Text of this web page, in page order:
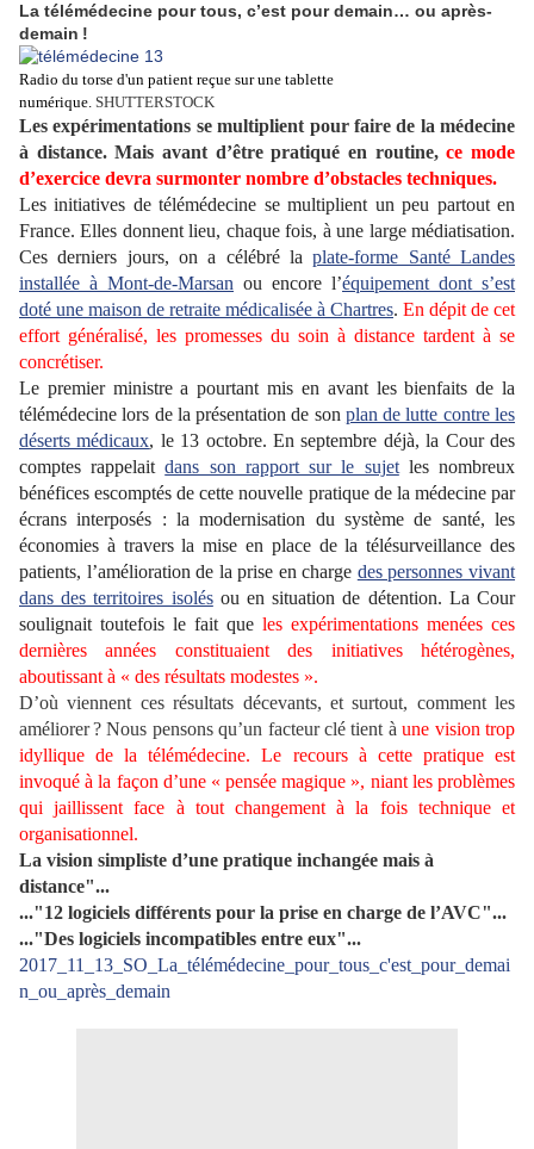
La télémédecine pour tous, c’est pour demain… ou après-
demain !
Radio du torse d'un patient reçue sur une tablette
numérique. SHUTTERSTOCK
Les expérimentations se multiplient pour faire de la médecine
à distance. Mais avant d’être pratiqué en routine,ce mode
d’exercice devra surmonter nombre d’obstacles techniques.
Les initiatives de télémédecine se multiplient un peu partout en
France. Elles donnent lieu, chaque fois, à une large médiatisation.
Ces derniers jours, on a célébré laplate-forme Santé Landes
installée à Mont-de-Marsan ou encore l’équipement dont s’est
doté une maison de retraite médicalisée à Chartres. En dépit de cet
effort généralisé, les promesses du soin à distance tardent à se
concrétiser.
Le premier ministre a pourtant mis en avant les bienfaits de la
télémédecine lors de la présentation de son plan de lutte contre les
déserts médicaux, le 13 octobre. En septembre déjà, la Cour des
comptes rappelaitdans son rapport sur le sujetles nombreux
bénéfices escomptés de cette nouvelle pratique de la médecine par
écrans interposés : la modernisation du système de santé, les
économies à travers la mise en place de la télésurveillance des
patients, l’amélioration de la prise en charge des personnes vivant
dans des territoires isolésou en situation de détention. La Cour
soulignait toutefois le fait que les expérimentations menées ces
dernières années constituaient des initiatives hétérogènes,
aboutissant à « des résultats modestes ».
D’où viennent ces résultats décevants, et surtout, comment les
améliorer ? Nous pensons qu’un facteur clé tient àune vision trop
idyllique de la télémédecine. Le recours à cette pratique est
invoqué à la façon d’une « pensée magique », niant les problèmes
qui jaillissent face à tout changement à la fois technique et
organisationnel.
La vision simpliste d’une pratique inchangée mais à
distance"...
..."12 logiciels différents pour la prise en charge de l’AVC"...
..."Des logiciels incompatibles entre eux"...
2017_11_13_SO_La_télémédecine_pour_tous_c'est_pour_demai
n_ou_après_demain